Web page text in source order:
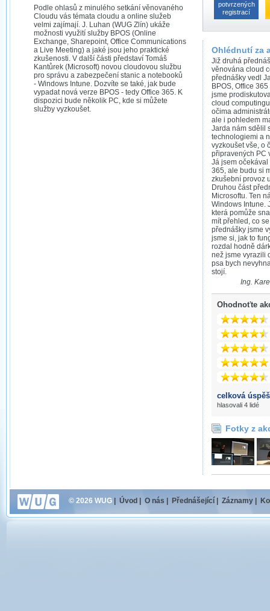
Podle ohlasů z minulého setkání věnovaného
Cloudu vás témata cloudu a online služeb
velmi zajímají. J. Luhan (WUG Zlín) ukáže
možnosti využití služby BPOS (Online
Exchange, Sharepoint, Office Communications
a Live Meeting) a jaké jsou jeho praktické
zkušenosti. V další části představí Tomáš
Kantůrek (Microsoft) novou cloudovou službu
pro správu a zabezpečení stanic a notebooků
- Windows Intune. Dozvíte se také, jak bude
vypadat nová verze BPOS - tedy Office 365. K
dispozici bude několik PC, kde si můžete
služby vyzkoušet.
potvrzených
registrací
Ohlédnutí za
Již druhá
věnována cloud
přednášky vedl
BPOS, Office
jsme
cloud
očima
ale i pohledem
Jarda nám sdělil
technologiemi a
vyzkoušet vše, o
připravených PC
Já jsem
365, ale budu si
zkušební provoz
Druhou část
Microsoftu. Ten
Windows Intune.
která pomůže
mít přehled, co
přednášky jsme
jsme si, jak to
rozdal hodně
než jsme vyrazili
psa bych
stojí.
Ing.
Ohodnoťte
celková
hlasovali 4 lidé
Fotky z
© 2026 WUG Úvod O nás Přednášející Záznamy